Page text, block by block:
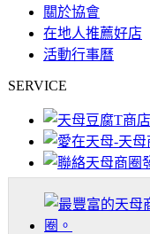
關於協會
在地人推薦好店
活動行事曆
SERVICE